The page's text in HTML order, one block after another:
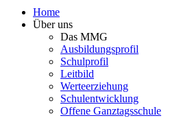
Home
Über uns
Das MMG
Ausbildungsprofil
Schulprofil
Leitbild
Werteerziehung
Schulentwicklung
Offene Ganztagsschule